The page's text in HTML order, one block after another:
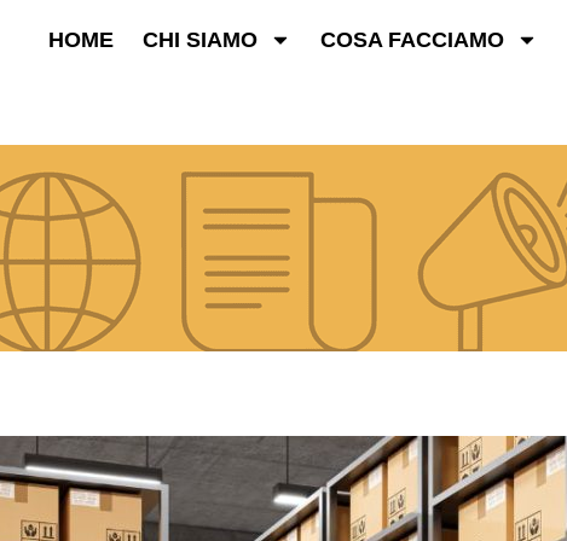
HOME CHI SIAMO COSA FACCIAMO